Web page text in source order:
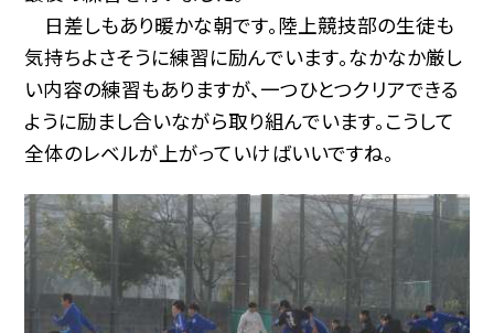
日差しもあり暖かな朝です。陸上競技部の生徒も
気持ちよさそうに練習に励んでいます。なかなか厳し
い内容の練習もありますが、一つひとつクリアできる
ように励まし合いながら取り組んでいます。こうして
全体のレベルが上がっていけばいいですね。